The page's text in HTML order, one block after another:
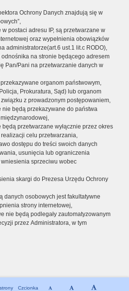
Ochrony Danych znajdują się w
postaci adresu IP, są przetwarzane w
oraz wypełnienia obowiązków
administratorze(art.6 ust.1 lit.c RODO),
na stronie będącego adresem
Pan/Pani na przetwarzanie danych w
organom państwowym,
Prokuratura, Sąd) lub organom
z prowadzonym postępowaniem,
będą przekazywane do państwa
przetwarzane wyłącznie przez okres
celu przetwarzania,
dostępu do treści swoich danych
usunięcia lub ograniczenia
sprzeciwu wobec
skargi do Prezesa Urzędu Ochrony
danych osobowych jest fakultatywne
strony internetowej,
nie będą podlegały zautomatyzowanym
przez Administratora, w tym
Czcionka